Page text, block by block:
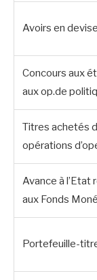
Avoirs en
Concours aux
aux op.de
Titres achetés
opérations
Avance à
aux Fonds
Portefeuille-